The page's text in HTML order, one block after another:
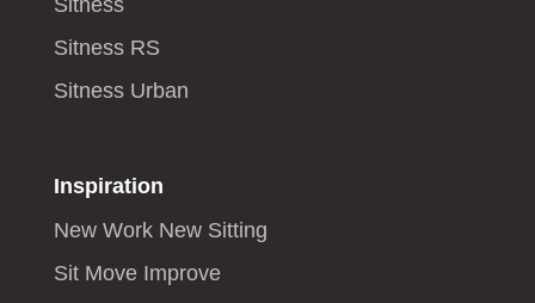
Sitness
Sitness RS
Sitness Urban
Inspiration
New Work New Sitting
Sit Move Improve